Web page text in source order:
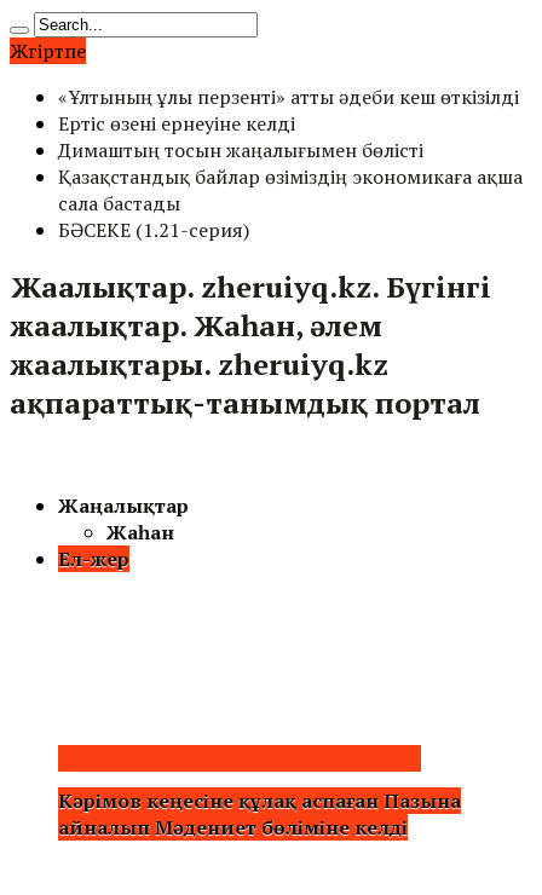
Жүгіртпе
«Ұлтының ұлы перзенті» атты әдеби кеш өткізілді
Ертіс өзені ернеуіне келді
Димаштың тосын жаңалығымен бөлісті
Қазақстандық байлар өзіміздің экономикаға ақша
сала бастады
БӘСЕКЕ (1.21-серия)
Жаңалықтар. zheruiyq.kz. Бүгінгі
жаңалықтар. Жаһан, әлем
жаңалықтары. zheruiyq.kz
ақпараттық-танымдық портал
Жаңалықтар
Жаһан
Ел-жер
Кәрімов кеңесіне құлақ аспаған Пазына
айналып Мәдениет бөліміне келді